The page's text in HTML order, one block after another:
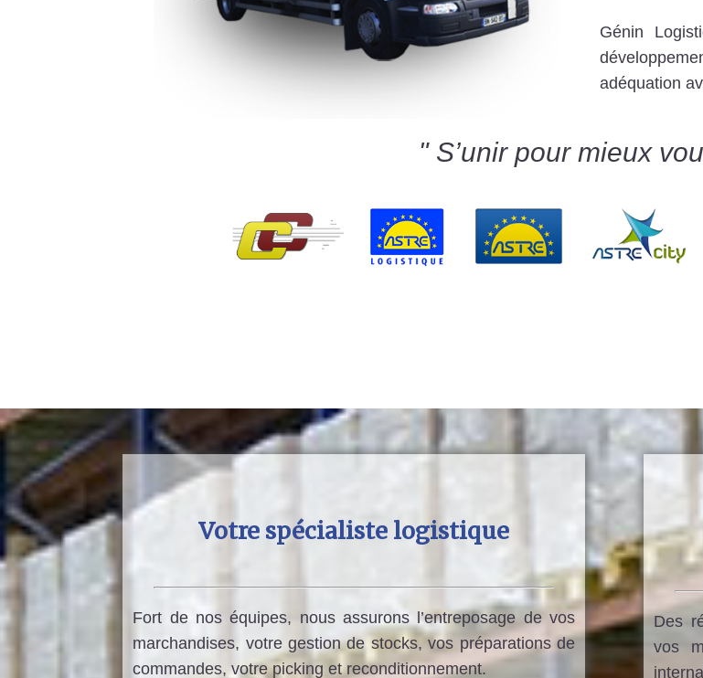
Génin
adéquation
" S’unir pour mieux
Votre spécialiste logistique
Fort de nos équipes, nous assurons l’entreposage de vos
marchandises, votre gestion de stocks, vos préparations de
commandes, votre picking et reconditionnement.
Des
vos